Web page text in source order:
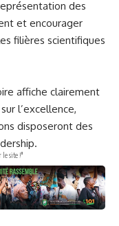
des
et encourager
filières scientifiques
affiche clairement
l’excellence,
disposeront des
le site !"